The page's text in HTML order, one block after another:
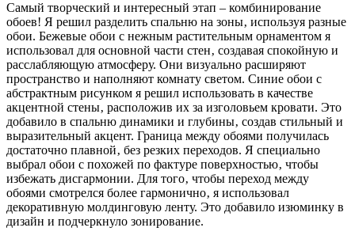
Самый творческий и интересный этап – комбинирование
обоев! Я решил разделить спальню на зоны‚ используя разные
обои. Бежевые обои с нежным растительным орнаментом я
использовал для основной части стен‚ создавая спокойную и
расслабляющую атмосферу. Они визуально расширяют
пространство и наполняют комнату светом. Синие обои с
абстрактным рисунком я решил использовать в качестве
акцентной стены‚ расположив их за изголовьем кровати. Это
добавило в спальню динамики и глубины‚ создав стильный и
выразительный акцент. Граница между обоями получилась
достаточно плавной‚ без резких переходов. Я специально
выбрал обои с похожей по фактуре поверхностью‚ чтобы
избежать дисгармонии. Для того‚ чтобы переход между
обоями смотрелся более гармонично‚ я использовал
декоративную молдинговую ленту. Это добавило изюминку в
дизайн и подчеркнуло зонирование.